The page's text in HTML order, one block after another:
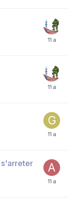
s'arreter